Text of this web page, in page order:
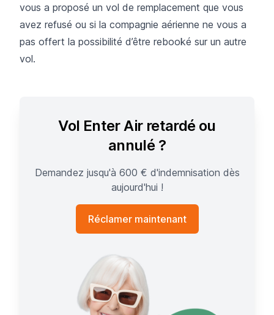
vous a proposé un vol de remplacement que vous
avez refusé ou si la compagnie aérienne ne vous a
pas offert la possibilité d’être rebooké sur un autre
vol.
Vol Enter Air retardé ou
annulé ?
Demandez jusqu'à 600 € d'indemnisation dès
aujourd'hui !
Réclamer maintenant